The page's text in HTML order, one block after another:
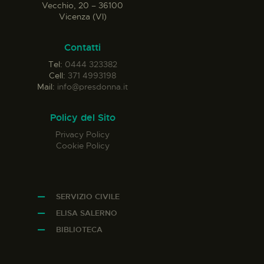
Vecchio, 20 – 36100
Vicenza (VI)
Contatti
Tel: 0444 323382
Cell: 371 4993198
Mail: info@presdonna.it
Policy del Sito
Privacy Policy
Cookie Policy
SERVIZIO CIVILE
ELISA SALERNO
BIBLIOTECA